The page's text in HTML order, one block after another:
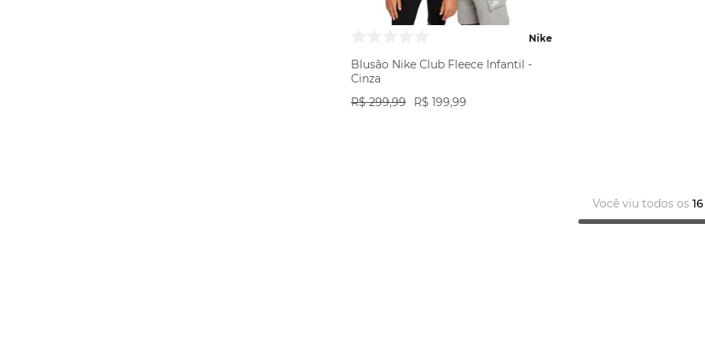
Nike
Blusão Nike Club Fleece Infantil -
Cinza
R$ 299,99 R$ 199,99
Você viu todos os 16